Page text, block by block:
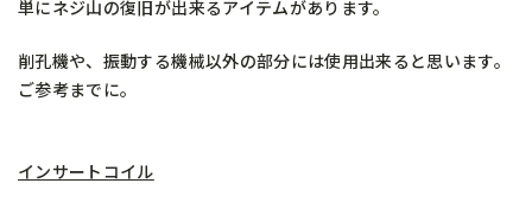
単にネジ山の復旧が出来るアイテムがあります。
削孔機や、振動する機械以外の部分には使用出来ると思います。
ご参考までに。
インサートコイル